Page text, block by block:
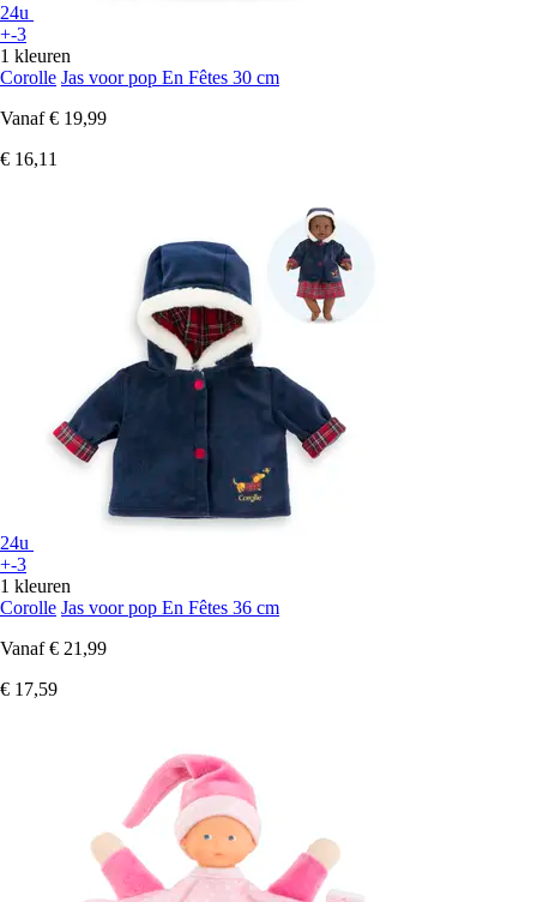
24u
+-3
1 kleuren
Corolle Jas voor pop En Fêtes 30 cm
Vanaf € 19,99
€ 16,11
24u
+-3
1 kleuren
Corolle Jas voor pop En Fêtes 36 cm
Vanaf € 21,99
€ 17,59